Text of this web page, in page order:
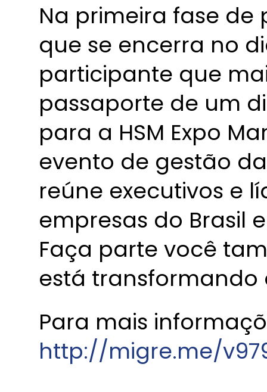
Na primeira fase
que se encerra no
participante que
passaporte de um
para a HSM Expo
evento de gestão
reúne executivos e
empresas do Brasil
Faça parte você
está
Para mais
http://migre.me/